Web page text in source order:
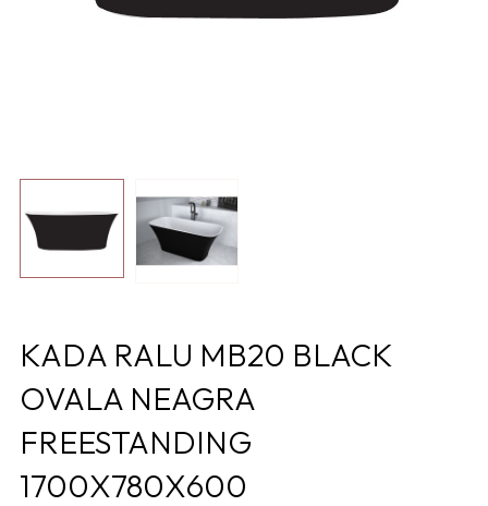
KADA RALU MB20 BLACK
OVALA NEAGRA
FREESTANDING
1700X780X600